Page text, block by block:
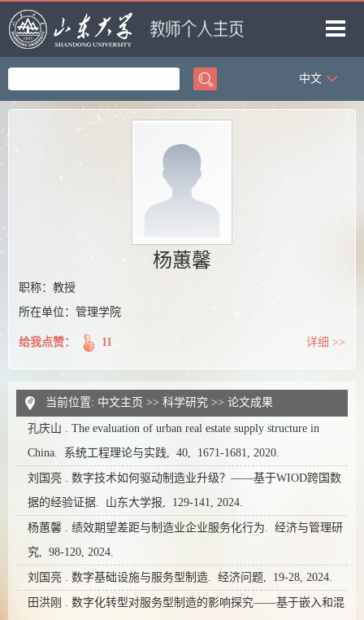
首页
中文
杨蕙馨
职称：教授
所在单位：管理学院
给我点赞： 11 详细 >>
当前位置: 中文主页 >> 科学研究 >> 论文成果
孔庆山 . The evaluation of urban real estate supply structure in
China. 系统工程理论与实践, 40, 1671-1681, 2020.
刘国亮 . 数字技术如何驱动制造业升级？——基于WIOD跨国数
据的经验证据. 山东大学报, 129-141, 2024.
杨蕙馨 . 绩效期望差距与制造业企业服务化行为. 经济与管理研
究, 98-120, 2024.
刘国亮 . 数字基础设施与服务型制造. 经济问题, 19-28, 2024.
田洪刚 . 数字化转型对服务型制造的影响探究——基于嵌入和混